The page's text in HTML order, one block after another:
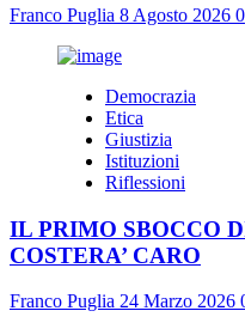
Franco Puglia 8 Agosto 2026 0
Democrazia
Etica
Giustizia
Istituzioni
Riflessioni
IL PRIMO SBOCCO
COSTERA’ CARO
Franco Puglia 24 Marzo 2026